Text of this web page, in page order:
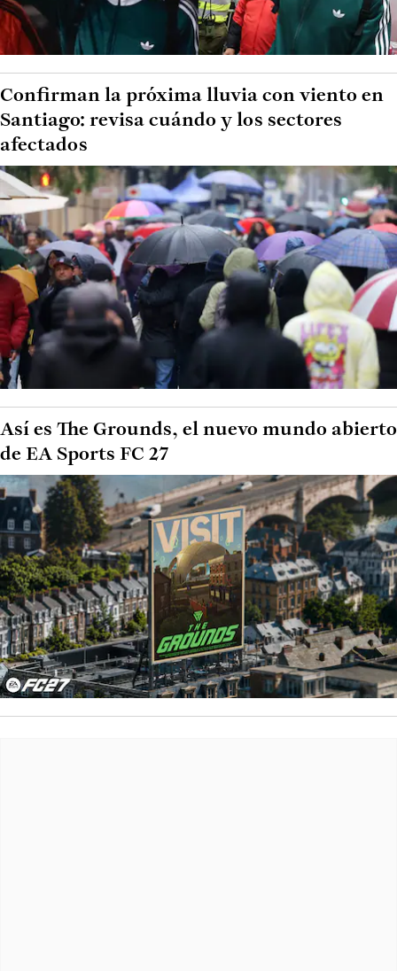
Confirman la próxima lluvia con viento en
Santiago: revisa cuándo y los sectores
afectados
Así es The Grounds, el nuevo mundo abierto
de EA Sports FC 27